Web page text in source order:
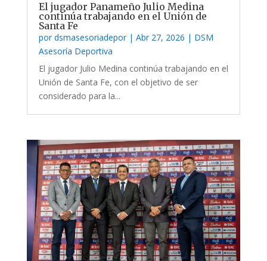
El jugador Panameño Julio Medina
continúa trabajando en el Unión de
Santa Fe
por dsmasesoriadepor| Abr 27, 2026 | DSM
Asesoría Deportiva
El jugador Julio Medina continúa trabajando en el
Unión de Santa Fe, con el objetivo de ser
considerado para la...